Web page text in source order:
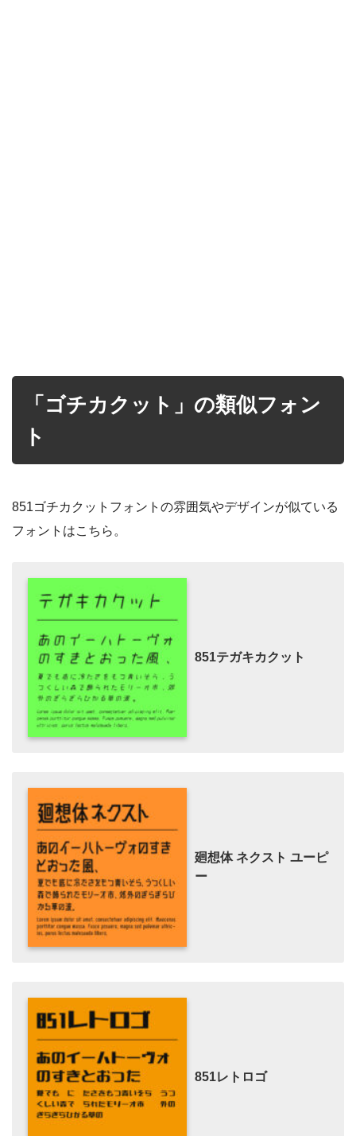
「ゴチカクット」の類似フォン
ト
851ゴチカクットフォントの雰囲気やデザインが似ている
フォントはこちら。
851テガキカクット
廻想体 ネクスト ユーピ
ー
851レトロゴ